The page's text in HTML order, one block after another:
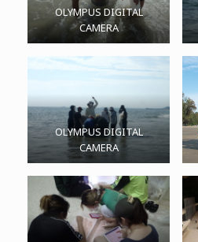
OLYMPUS DIGITAL
CAMERA
OLYMPUS DIGITAL
CAMERA